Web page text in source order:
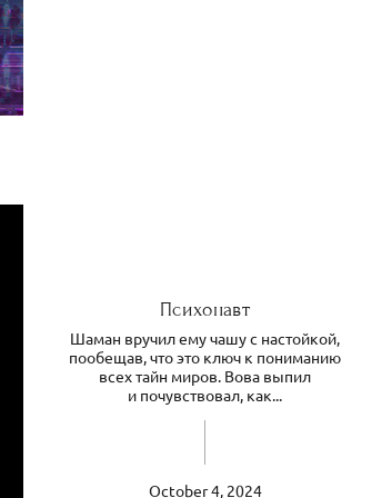
Психонавт
Шаман вручил ему чашу с настойкой,
пообещав, что это ключ к пониманию
всех тайн миров. Вова выпил
и почувствовал, как...
October 4, 2024